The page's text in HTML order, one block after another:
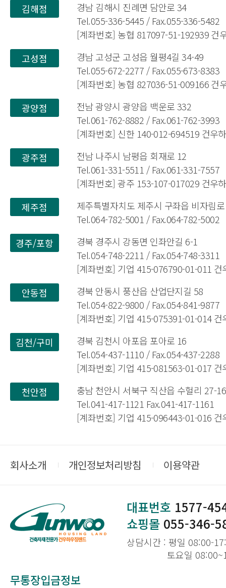
김해점
경남 김해시 진례면 담안로 34
Tel.055-336-5445 / Fax.055-336-5482
[계좌번호] 농협 817097-51-192939 건
고성점
경남 고성군 고성읍 월평4길 34-49
Tel.055-672-2277 / Fax.055-673-8383
[계좌번호] 농협 827036-51-009166 건
광양점
전남 광양시 광양읍 백운로 332
Tel.061-762-8882 / Fax.061-762-3993
[계좌번호] 신한 140-012-694519 건우
광주점
전남 나주시 남평읍 회재로 12
Tel.061-331-5511 / Fax.061-331-7557
[계좌번호] 광주 153-107-017029 건우
제주점
제주특별자치도 제주시 구좌읍 비자림
Tel.064-782-5001 / Fax.064-782-5002
경주/포항
경북 경주시 강동면 인좌안길 6-1
Tel.054-748-2211 / Fax.054-748-3311
[계좌번호] 기업 415-076790-01-011 건
안동점
경북 안동시 풍산읍 산업단지길 58
Tel.054-822-9800 / Fax.054-841-9877
[계좌번호] 기업 415-075391-01-014 건
김천/구미
경북 김천시 아포읍 포아로 16
Tel.054-437-1110 / Fax.054-437-2288
[계좌번호] 기업 415-081563-01-017 건
천안점
충남 천안시 서북구 직산읍 수헐리 27-16
Tel.041-417-1121 Fax.041-417-1161
[계좌번호] 기업 415-096443-01-016 건
회사소개 개인정보처리방침 이용약관
대표번호 1577-
쇼핑몰 055-346-
상담시간 : 평일 08:00-
토요일
무통장입금정보